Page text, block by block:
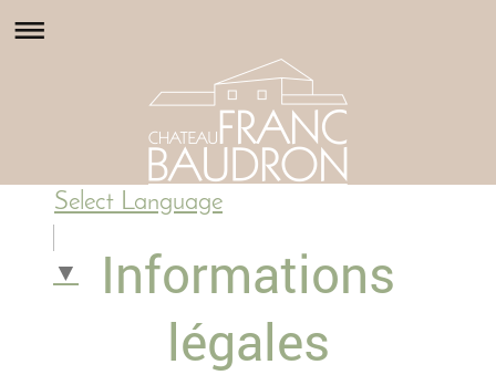
Select Language
▼
Informations
légales